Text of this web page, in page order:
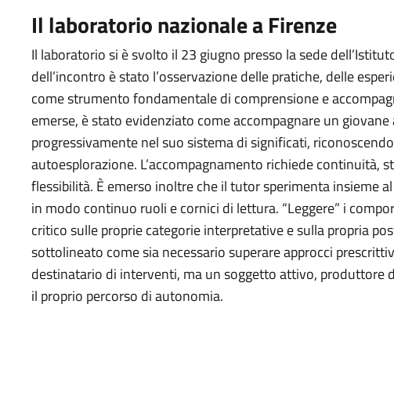
Il laboratorio nazionale a Firenze
Il laboratorio si è svolto il 23 giugno presso la sede
dell’incontro è stato l’osservazione delle pratiche, delle
come strumento fondamentale di comprensione e
emerse, è stato evidenziato come accompagnare un
progressivamente nel suo sistema di significati,
autoesplorazione. L’accompagnamento richiede continuità,
flessibilità. È emerso inoltre che il tutor sperimenta insieme
in modo continuo ruoli e cornici di lettura. “Leggere” i
critico sulle proprie categorie interpretative e sulla propria
sottolineato come sia necessario superare approcci
destinatario di interventi, ma un soggetto attivo, produttore
il proprio percorso di autonomia.